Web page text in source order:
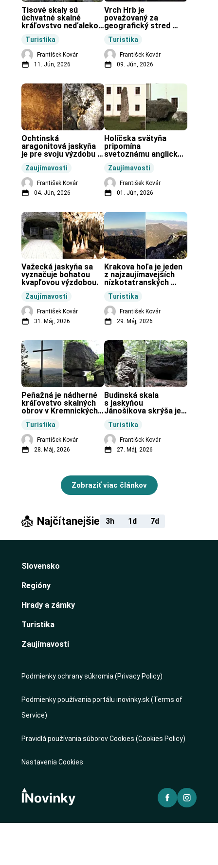
Turistika
Tisové skaly sú
úchvatné skalné
kráľovstvo neďaleko
František Kovár
11. Jún, 2026
Turistika
Vrch Hrb je
považovaný za
geografický stred
František Kovár
09. Jún, 2026
Zaujímavosti
Ochtinská
aragonitová jaskyňa
je pre svoju výzdobu
vo svete.
František Kovár
04. Jún, 2026
Zaujímavosti
Holíčska svätyňa
pripomína
svetoznámu anglickú
František Kovár
01. Jún, 2026
Zaujímavosti
Važecká jaskyňa sa
vyznačuje bohatou
kvapľovou výzdobou.
František Kovár
31. Máj, 2026
Turistika
Krakova hoľa je jeden
z najzaujímavejších
nízkotatranských
František Kovár
29. Máj, 2026
Turistika
Peňažná je nádherné
kráľovstvo skalných
obrov v Kremnických
František Kovár
28. Máj, 2026
Turistika
Budinská skala
s jaskyňou
Jánošíkova skrýša je
obci Budiná.
František Kovár
27. Máj, 2026
Zobraziť viac článkov
Najčítanejšie 3h 1d 7d
Slovensko
Regióny
Hrady a zámky
Turistika
Zaujímavosti
Podmienky ochrany súkromia (Privacy Policy)
Podmienky používania portálu inovinky.sk (Terms of
Service)
Pravidlá používania súborov Cookies (Cookies Policy)
Nastavenia Cookies